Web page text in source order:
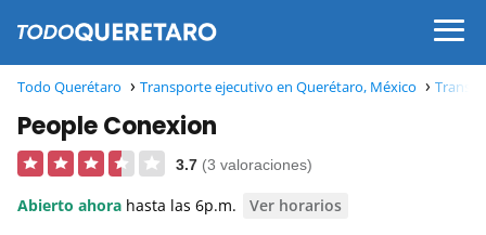
Todo Querétaro Transporte ejecutivo en Querétaro, México
People Conexion
3.7 (3 valoraciones)
Abierto ahora hasta las 6p.m. Ver horarios